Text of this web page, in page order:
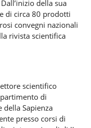
della sua
di circa 80 prodotti
convegni nazionali
rivista scientifica
scientifico
di
della Sapienza
presso corsi di